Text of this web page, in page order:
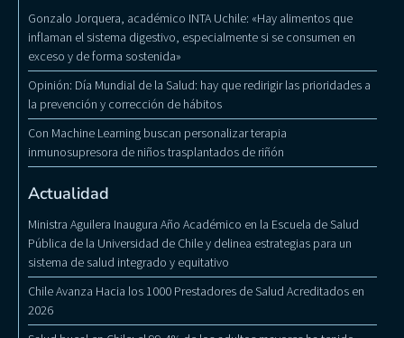
Gonzalo Jorquera, académico INTA Uchile: «Hay alimentos que
inflaman el sistema digestivo, especialmente si se consumen en
exceso y de forma sostenida»
Opinión: Día Mundial de la Salud: hay que redirigir las prioridades a
la prevención y corrección de hábitos
Con Machine Learning buscan personalizar terapia
inmunosupresora de niños trasplantados de riñón
Actualidad
Ministra Aguilera Inaugura Año Académico en la Escuela de Salud
Pública de la Universidad de Chile y delinea estrategias para un
sistema de salud integrado y equitativo
Chile Avanza Hacia los 1000 Prestadores de Salud Acreditados en
2026